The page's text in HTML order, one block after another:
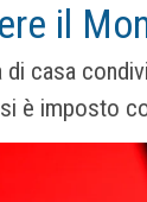
il
di casa
è imposto